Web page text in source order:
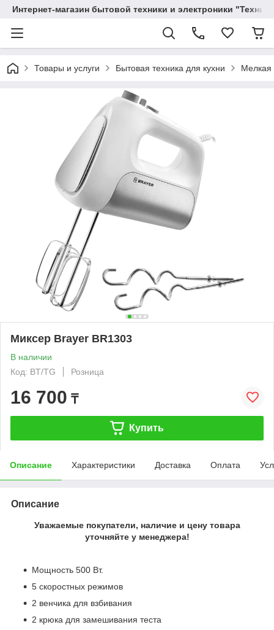
Интернет-магазин бытовой техники и электроники
Товары и услуги Бытовая техника для кухни Мелкая
Миксер Brayer BR1303
В наличии
Код: BT/TG
Розница
16 700 ₸
Купить
Описание Характеристики Доставка Оплата
Описание
Уважаемые покупатели, наличие и цену товара
уточняйте у менеджера!
Мощность 500 Вт.
5 скоростных режимов
2 венчика для взбивания
2 крюка для замешивания теста